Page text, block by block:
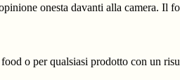
onesta davanti alla camera. Il
o per qualsiasi prodotto con un